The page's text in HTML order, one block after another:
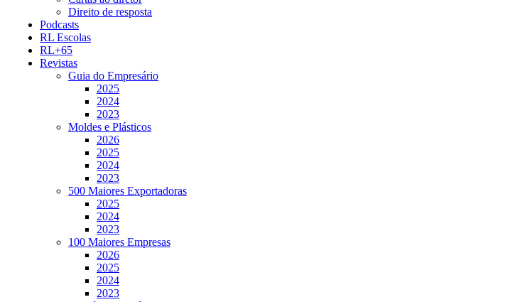
Direito de resposta
Podcasts
RL Escolas
RL+65
Revistas
Guia do Empresário
2025
2024
2023
Moldes e Plásticos
2026
2025
2024
2023
500 Maiores Exportadoras
2025
2024
2023
100 Maiores Empresas
2026
2025
2024
2023